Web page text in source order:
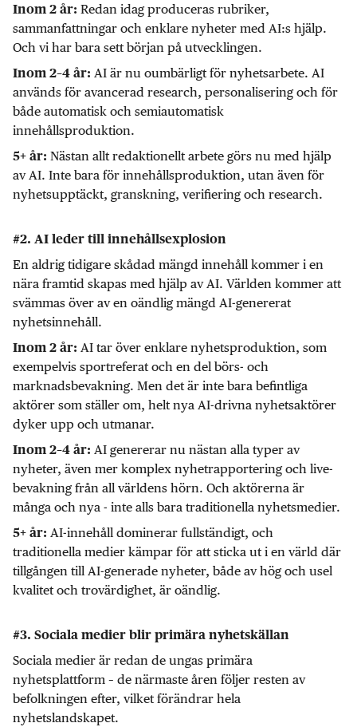
Inom 2 år: Redan idag produceras rubriker,
sammanfattningar och enklare nyheter med AI:s hjälp.
Och vi har bara sett början på utvecklingen.
Inom 2–4 år: AI är nu oumbärligt för nyhetsarbete. AI
används för avancerad research, personalisering och för
både automatisk och semiautomatisk
innehållsproduktion.
5+ år: Nästan allt redaktionellt arbete görs nu med hjälp
av AI. Inte bara för innehållsproduktion, utan även för
nyhetsupptäckt, granskning, verifiering och research.
#2. AI leder till innehållsexplosion
En aldrig tidigare skådad mängd innehåll kommer i en
nära framtid skapas med hjälp av AI. Världen kommer att
svämmas över av en oändlig mängd AI-genererat
nyhetsinnehåll.
Inom 2 år: AI tar över enklare nyhetsproduktion, som
exempelvis sportreferat och en del börs- och
marknadsbevakning. Men det är inte bara befintliga
aktörer som ställer om, helt nya AI-drivna nyhetsaktörer
dyker upp och utmanar.
Inom 2–4 år: AI genererar nu nästan alla typer av
nyheter, även mer komplex nyhetrapportering och live-
bevakning från all världens hörn. Och aktörerna är
många och nya - inte alls bara traditionella nyhetsmedier.
5+ år: AI-innehåll dominerar fullständigt, och
traditionella medier kämpar för att sticka ut i en värld där
tillgången till AI-generade nyheter, både av hög och usel
kvalitet och trovärdighet, är oändlig.
#3. Sociala medier blir primära nyhetskällan
Sociala medier är redan de ungas primära
nyhetsplattform – de närmaste åren följer resten av
befolkningen efter, vilket förändrar hela
nyhetslandskapet.